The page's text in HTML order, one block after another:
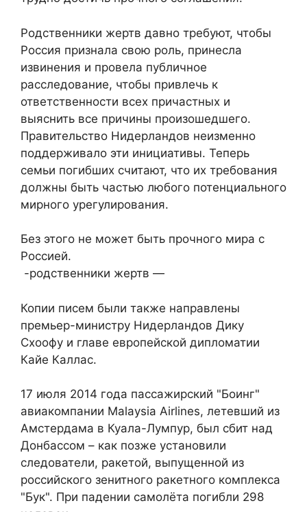
Родственники жертв давно требуют, чтобы
Россия признала свою роль, принесла
извинения и провела публичное
расследование, чтобы привлечь к
ответственности всех причастных и
выяснить все причины произошедшего.
Правительство Нидерландов неизменно
поддерживало эти инициативы. Теперь
семьи погибших считают, что их требования
должны быть частью любого потенциального
мирного урегулирования.
Без этого не может быть прочного мира с
Россией.
-родственники жертв —
Копии писем были также направлены
премьер-министру Нидерландов Дику
Схоофу и главе европейской дипломатии
Кайе Каллас.
17 июля 2014 года пассажирский "Боинг"
авиакомпании Malaysia Airlines, летевший из
Амстердама в Куала-Лумпур, был сбит над
Донбассом – как позже установили
следователи, ракетой, выпущенной из
российского зенитного ракетного комплекса
"Бук". При падении самолёта погибли 298